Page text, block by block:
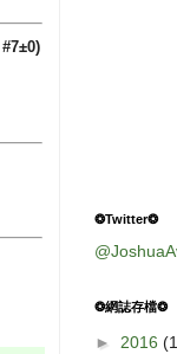
#7±0)
❂Twitter❂
❂網誌存檔❂
► 2016